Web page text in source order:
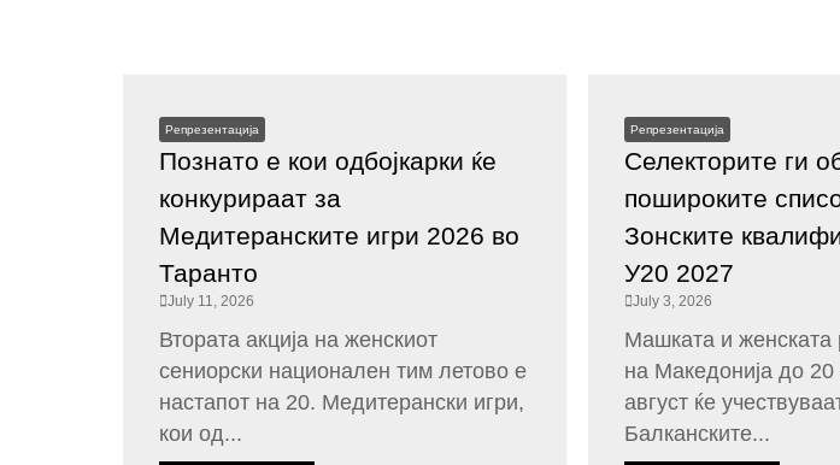
Репрезентација
Познато е кои одбојкарки ќе
конкурираат за
Медитеранските игри 2026 во
Таранто
July 11, 2026
Втората акција на женскиот
сениорски национален тим летово е
настапот на 20. Медитерански игри,
кои од...
Репрезентација
Селекторите ги
пошироките
Зонските
У20 2027
July 3, 2026
Машката и женската
на Македонија до 20
август ќе
Балканските...